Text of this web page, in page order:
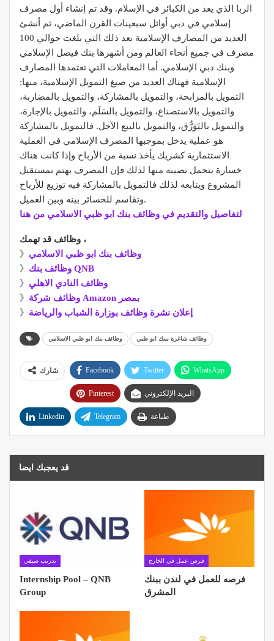
الربا الذي يعد من الكبائر في الإسلام. وقد تم إنشاء أول مصرف
إسلامي في دبي أوائل سبعينات القرن الماضي، ثم أنشئ
العديد من المصارف الإسلامية بعد ذلك التي بلغت حوالي 100
مصرف في جميع أنحاء العالم ومن أشهرها بنك فيصل الإسلامي
وبنك دبي الإسلامي. أما المعاملات التي تعتمدها المصارف
الإسلامية فهناك العديد من صيغ التمويل الإسلامية، منها:
التمويل بالمرابحة، والتمويل بالمشاركة، والتمويل بالمضاربة،
والتمويل بالاستصناع، والتمويل بالسَلَم، والتمويل بالإجارة،
والتمويل بالتَوَرُّق، والتمويل بالبيع الآجل. فالتمويل بالمشاركة
هو عملية يدخل بموجبها المصرف الإسلامي في العملية
الاستثمارية كشريك يأخذ نسبة من الأرباح وإذا كانت هناك
خسارة يتحمل نصيبه منها لذلك فإن المصرف يهتم بمستقبل
المشروع ويتابعه لذلك فالتمويل بالمشاركة فيه توزيع للأرباح
وتقاسم للخسائر بينه وبين العميل.
لتفاصيل والتقديم في وظائف بنك ابو ظبي الاسلامي من هنا
وظائف قد تهمك ،
》 وظائف بنك ابو ظبي الاسلامي
》
وظائف بنك QNB
》 وظائف النادي الاهلي
》
وظائف شركة Amazon بمصر
》 إعلان نشرة وظائف بوزارة الشباب والرياضة
وظائف بنك ابو ظبي الاسلامي وظائف شاغرة ببنك ابو ظبي
شارك Facebook Twitter WhatsApp
Pinterest البريد الإلكتروني
Linkedin Telegram طباعة
قد يعجبك ايضا
تدريب صيفي
Internship Pool – QNB
Group
فرص عمل في الخارج
فرصه للعمل في لندن ببنك
المشرق